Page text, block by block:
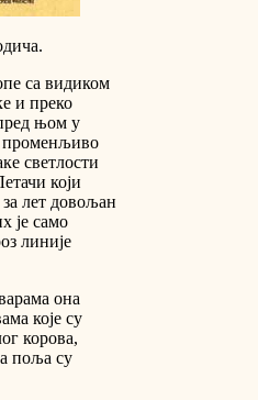
са видиком
и преко
њом у
променљиво
светлости
који
за лет довољан
је само
линије
она
које су
корова,
поља су